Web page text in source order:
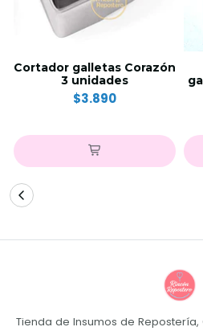
Cortador galletas Corazón
3 unidades
$3.890
Tienda de Insumos de